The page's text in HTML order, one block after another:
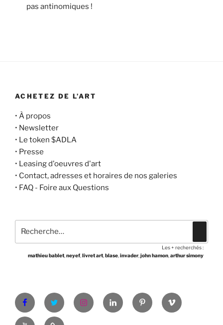
pas antinomiques !
ACHETEZ DE L’ART
• À propos
• Newsletter
• Le token $ADLA
• Presse
• Leasing d'oeuvres d'art
• Contact, adresses et horaires de nos galeries
• FAQ - Foire aux Questions
pour
Les + recherchés :
mathieu bablet, neyef livret art, blase invader, john hamon arthur simony
FacebookTwitter InstagramLinkedInPinterestVimeo
YoutubeShop